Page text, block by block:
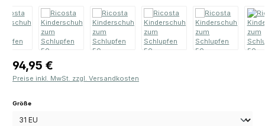
Regulärer Preis:
94,95 €
Preise inkl. MwSt. zzgl. Versandkosten
Größeauswählen